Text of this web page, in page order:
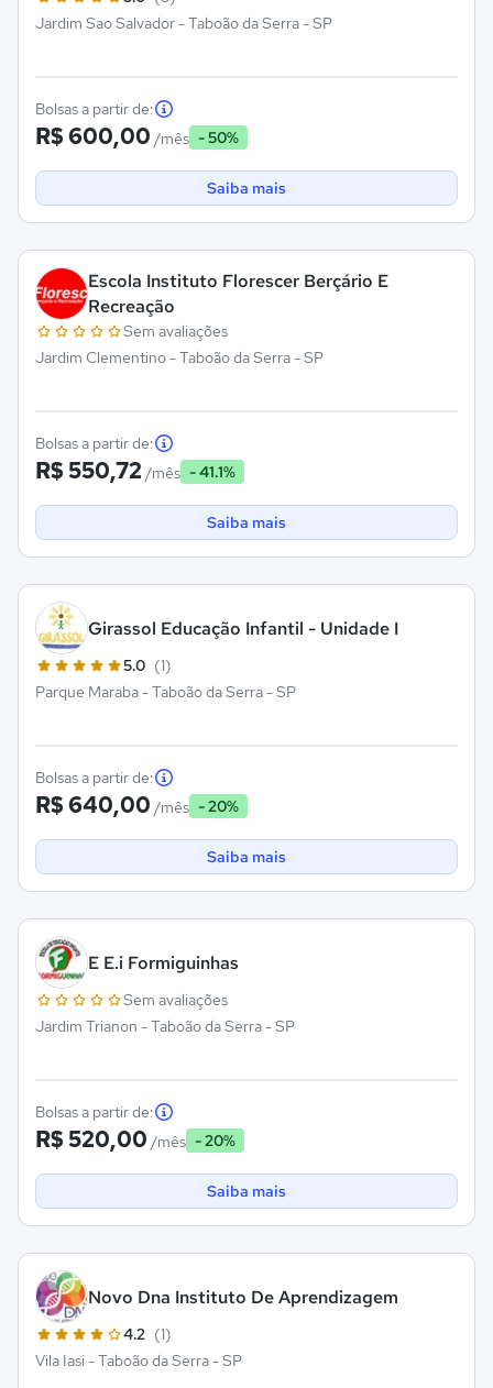
Jardim Sao Salvador - Taboão da Serra - SP
Bolsas a partir de:
R$ 600,00 /mês - 50%
Saiba mais
Escola Instituto Florescer Berçário E
Recreação
Sem avaliações
Jardim Clementino - Taboão da Serra - SP
Bolsas a partir de:
R$ 550,72 /mês - 41.1%
Saiba mais
Girassol Educação Infantil - Unidade I
5.0 (1)
Parque Maraba - Taboão da Serra - SP
Bolsas a partir de:
R$ 640,00 /mês - 20%
Saiba mais
E E.i Formiguinhas
Sem avaliações
Jardim Trianon - Taboão da Serra - SP
Bolsas a partir de:
R$ 520,00 /mês - 20%
Saiba mais
Novo Dna Instituto De Aprendizagem
4.2 (1)
Vila Iasi - Taboão da Serra - SP